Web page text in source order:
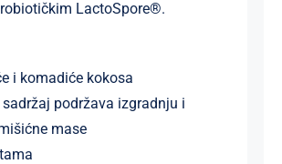
LactoSpore®.
i komadiće kokosa
podržava izgradnju i
mase